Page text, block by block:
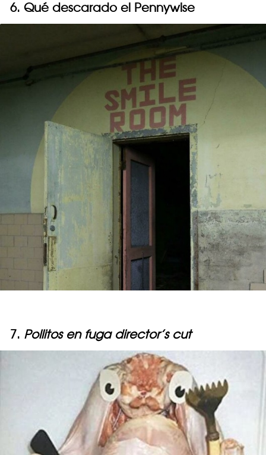
6. Qué descarado el Pennywise
7. Pollitos en fuga director’s cut